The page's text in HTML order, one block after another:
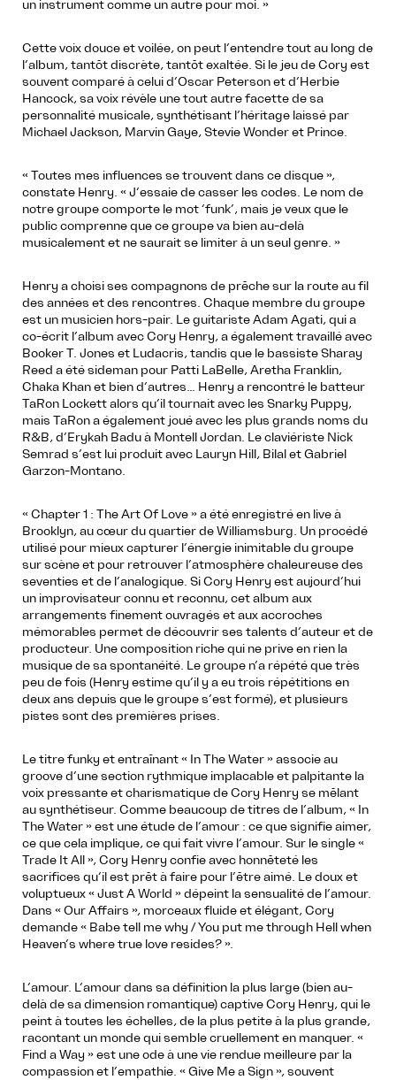
un instrument comme un autre pour moi. »
Cette voix douce et voilée, on peut l’entendre tout au long de
l’album, tantôt discrète, tantôt exaltée. Si le jeu de Cory est
souvent comparé à celui d’Oscar Peterson et d’Herbie
Hancock, sa voix révèle une tout autre facette de sa
personnalité musicale, synthétisant l’héritage laissé par
Michael Jackson, Marvin Gaye, Stevie Wonder et Prince.
« Toutes mes influences se trouvent dans ce disque »,
constate Henry. « J’essaie de casser les codes. Le nom de
notre groupe comporte le mot ‘funk’, mais je veux que le
public comprenne que ce groupe va bien au-delà
musicalement et ne saurait se limiter à un seul genre. »
Henry a choisi ses compagnons de prêche sur la route au fil
des années et des rencontres. Chaque membre du groupe
est un musicien hors-pair. Le guitariste Adam Agati, qui a
co-écrit l’album avec Cory Henry, a également travaillé avec
Booker T. Jones et Ludacris, tandis que le bassiste Sharay
Reed a été sideman pour Patti LaBelle, Aretha Franklin,
Chaka Khan et bien d’autres… Henry a rencontré le batteur
TaRon Lockett alors qu’il tournait avec les Snarky Puppy,
mais TaRon a également joué avec les plus grands noms du
R&B, d’Erykah Badu à Montell Jordan. Le claviériste Nick
Semrad s’est lui produit avec Lauryn Hill, Bilal et Gabriel
Garzon-Montano.
« Chapter 1 : The Art Of Love » a été enregistré en live à
Brooklyn, au cœur du quartier de Williamsburg. Un procédé
utilisé pour mieux capturer l’énergie inimitable du groupe
sur scène et pour retrouver l’atmosphère chaleureuse des
seventies et de l’analogique. Si Cory Henry est aujourd’hui
un improvisateur connu et reconnu, cet album aux
arrangements finement ouvragés et aux accroches
mémorables permet de découvrir ses talents d’auteur et de
producteur. Une composition riche qui ne prive en rien la
musique de sa spontanéité. Le groupe n’a répété que très
peu de fois (Henry estime qu’il y a eu trois répétitions en
deux ans depuis que le groupe s’est formé), et plusieurs
pistes sont des premières prises.
Le titre funky et entraînant « In The Water » associe au
groove d’une section rythmique implacable et palpitante la
voix pressante et charismatique de Cory Henry se mêlant
au synthétiseur. Comme beaucoup de titres de l’album, « In
The Water » est une étude de l’amour : ce que signifie aimer,
ce que cela implique, ce qui fait vivre l’amour. Sur le single «
Trade It All », Cory Henry confie avec honnêteté les
sacrifices qu’il est prêt à faire pour l’être aimé. Le doux et
voluptueux « Just A World » dépeint la sensualité de l’amour.
Dans « Our Affairs », morceaux fluide et élégant, Cory
demande « Babe tell me why / You put me through Hell when
Heaven’s where true love resides? ».
L’amour. L’amour dans sa définition la plus large (bien au-
delà de sa dimension romantique) captive Cory Henry, qui le
peint à toutes les échelles, de la plus petite à la plus grande,
racontant un monde qui semble cruellement en manquer. «
Find a Way » est une ode à une vie rendue meilleure par la
compassion et l’empathie. « Give Me a Sign », souvent